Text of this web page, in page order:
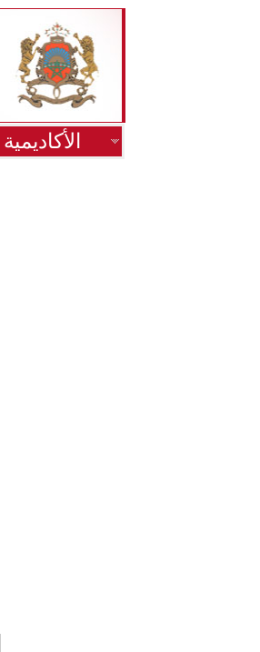
الأكاديمية